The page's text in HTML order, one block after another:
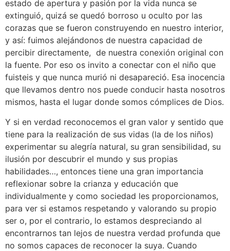
estado de apertura y pasión por la vida nunca se
extinguió, quizá se quedó borroso u oculto por las
corazas que se fueron construyendo en nuestro interior,
y así: fuimos alejándonos de nuestra capacidad de
percibir directamente, de nuestra conexión original con
la fuente. Por eso os invito a conectar con el niño que
fuisteis y que nunca murió ni desapareció. Esa inocencia
que llevamos dentro nos puede conducir hasta nosotros
mismos, hasta el lugar donde somos cómplices de Dios.
Y si en verdad reconocemos el gran valor y sentido que
tiene para la realización de sus vidas (la de los niños)
experimentar su alegría natural, su gran sensibilidad, su
ilusión por descubrir el mundo y sus propias
habilidades…, entonces tiene una gran importancia
reflexionar sobre la crianza y educación que
individualmente y como sociedad les proporcionamos,
para ver si estamos respetando y valorando su propio
ser o, por el contrario, lo estamos despreciando al
encontrarnos tan lejos de nuestra verdad profunda que
no somos capaces de reconocer la suya. Cuando